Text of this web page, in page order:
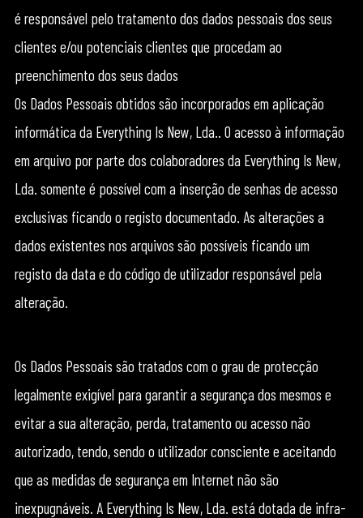
é responsável pelo tratamento dos dados pessoais dos seus
clientes e/ou potenciais clientes que procedam ao
preenchimento dos seus dados
Os Dados Pessoais obtidos são incorporados em aplicação
informática da Everything Is New, Lda.. O acesso à informação
em arquivo por parte dos colaboradores da Everything Is New,
Lda. somente é possível com a inserção de senhas de acesso
exclusivas ficando o registo documentado. As alterações a
dados existentes nos arquivos são possíveis ficando um
registo da data e do código de utilizador responsável pela
alteração.
Os Dados Pessoais são tratados com o grau de protecção
legalmente exigível para garantir a segurança dos mesmos e
evitar a sua alteração, perda, tratamento ou acesso não
autorizado, tendo, sendo o utilizador consciente e aceitando
que as medidas de segurança em Internet não são
inexpugnáveis. A Everything Is New, Lda. está dotada de infra-